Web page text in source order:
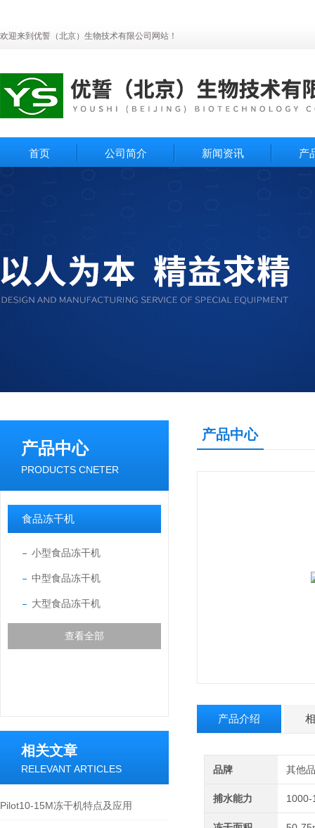
欢迎来到优誓（北京）生物技术有限公司网站！
首页 公司简介 新闻资讯 产
产品中心
PRODUCTS CNETER
食品冻干机
小型食品冻干机
中型食品冻干机
大型食品冻干机
查看全部
相关文章
RELEVANT ARTICLES
Pilot10-15M冻干机特点及应用
产品中心
产品介绍
品牌 其他
捕水能力 1000-